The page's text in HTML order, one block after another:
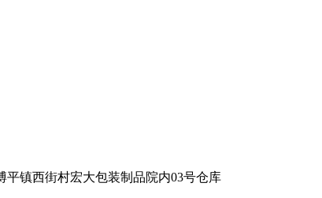
镇西街村宏大包装制品院内03号仓库